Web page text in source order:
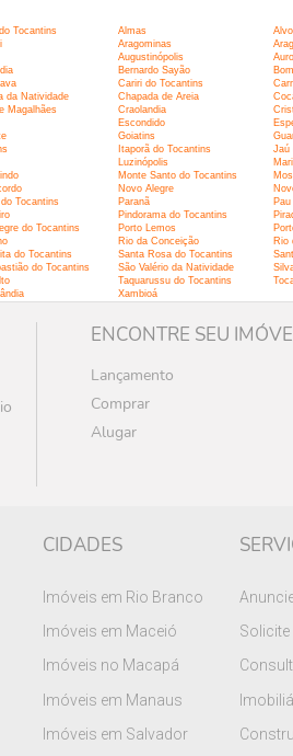
Tocantins Almas
Aragominas
Augustinópolis
Bernardo Sayão
Cariri do Tocantins
da Natividade Chapada de Areia
Magalhães Craolandia
Escondido
Goiatins
Itaporã do Tocantins Jaú
Luzinópolis
Monte Santo do Tocantins
Novo Alegre
Tocantins Paranã
Pindorama do Tocantins
do Tocantins Porto Lemos
Rio da Conceição Rio
do Tocantins Santa Rosa do Tocantins
do Tocantins São Valério da Natividade
Taquarussu do Tocantins
Xambioá
ENCONTRE SEU
Lançamento
Comprar
Alugar
CIDADES
Imóveis em Rio Branco
Imóveis em Maceió
Imóveis no Macapá
Imóveis em Manaus
Imóveis em Salvador
Solicite